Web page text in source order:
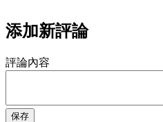
添加新評論
評論內容
保存